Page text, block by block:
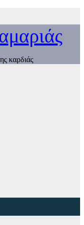
καρδιάς